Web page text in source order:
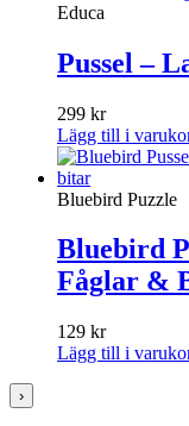
Educa
Pussel –
299 kr
Lägg till i
Bluebird Puzzle
Bluebird
Fåglar &
129 kr
Lägg till i
›